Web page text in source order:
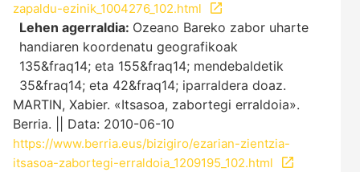
zapaldu-ezinik_1004276_102.html
Lehen agerraldia: Ozeano Bareko zabor uharte
handiaren koordenatu geografikoak
135&fraq14; eta 155&fraq14; mendebaldetik
35&fraq14; eta 42&fraq14; iparraldera doaz.
MARTIN, Xabier. «Itsasoa, zabortegi erraldoia».
Berria. || Data: 2010-06-10
https://www.berria.eus/bizigiro/ezarian-zientzia-
itsasoa-zabortegi-erraldoia_1209195_102.html